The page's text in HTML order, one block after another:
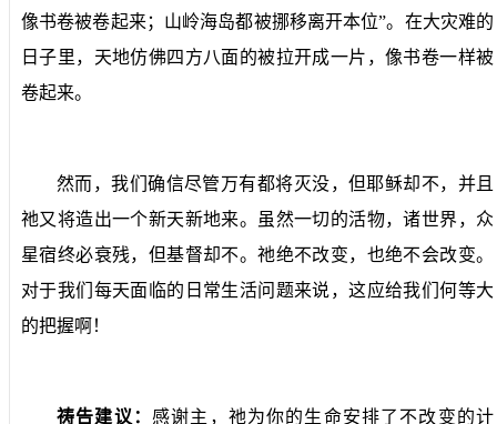
像书卷被卷起来；山岭海岛都被挪移离开本位”。在大灾难的
日子里，天地仿佛四方八面的被拉开成一片，像书卷一样被
卷起来。
然而，我们确信尽管万有都将灭没，但耶稣却不，并且
祂又将造出一个新天新地来。虽然一切的活物，诸世界，众
星宿终必衰残，但基督却不。祂绝不改变，也绝不会改变。
对于我们每天面临的日常生活问题来说，这应给我们何等大
的把握啊！
祷告建议：感谢主，祂为你的生命安排了不改变的计